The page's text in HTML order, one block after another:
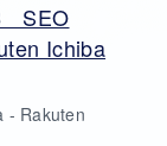
SEO
Ichiba
- Rakuten